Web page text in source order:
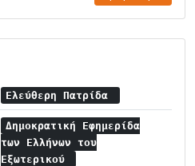
Ελεύθερη Πατρίδα
Δημοκρατική Εφημερίδα
των Ελλήνων του
Εξωτερικού